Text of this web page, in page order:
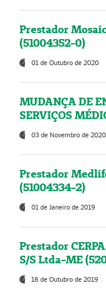
Prestador
(51004352-0)
01 de Outubro de 2020
MUDANÇA DE
SERVIÇOS
03 de Novembro de 2020
Prestador
(51004334-2)
01 de Janeiro de 2019
Prestador
S/S Ltda-ME
18 de Outubro de 2019